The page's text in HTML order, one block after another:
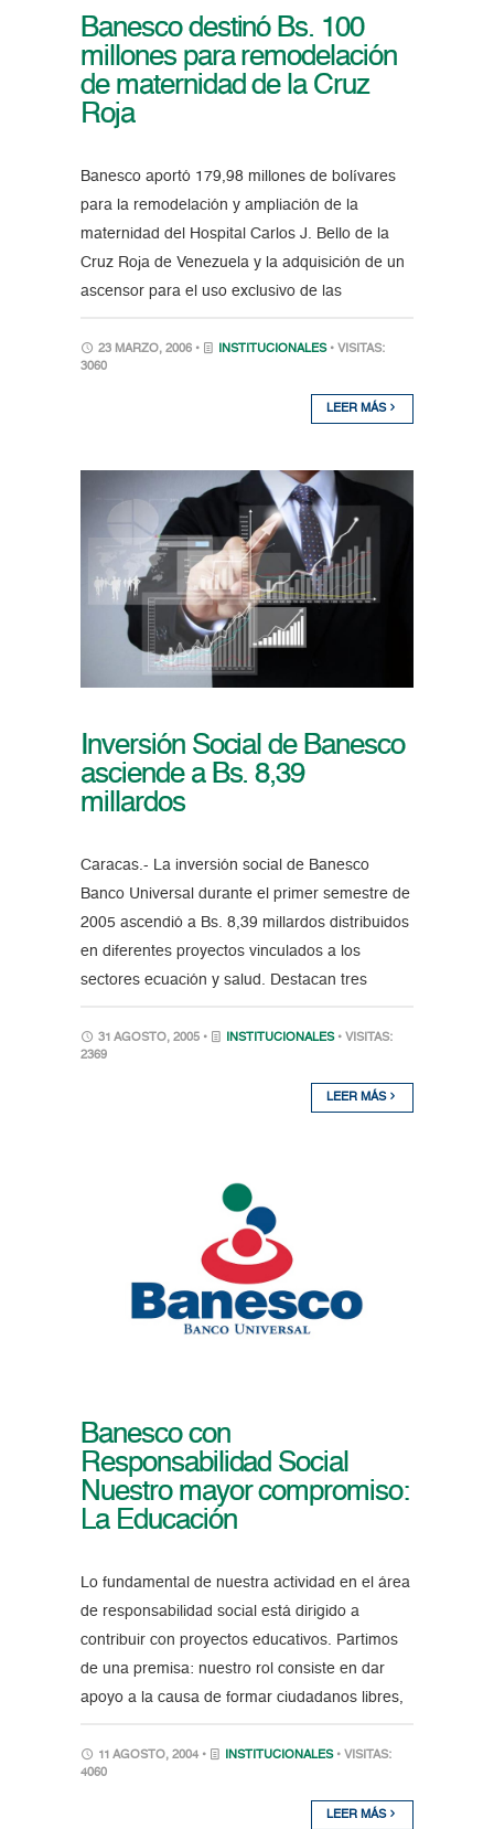
Banesco destinó Bs. 100
millones para remodelación
de maternidad de la Cruz
Roja
Banesco aportó 179,98 millones de bolívares
para la remodelación y ampliación de la
maternidad del Hospital Carlos J. Bello de la
Cruz Roja de Venezuela y la adquisición de un
ascensor para el uso exclusivo de las
23 MARZO, 2006 • INSTITUCIONALES • VISITAS:
3060
LEER MÁS
Inversión Social de Banesco
asciende a Bs. 8,39
millardos
Caracas.- La inversión social de Banesco
Banco Universal durante el primer semestre de
2005 ascendió a Bs. 8,39 millardos distribuidos
en diferentes proyectos vinculados a los
sectores ecuación y salud. Destacan tres
31 AGOSTO, 2005 • INSTITUCIONALES • VISITAS:
2369
LEER MÁS
Banesco con
Responsabilidad Social
Nuestro mayor compromiso:
La Educación
Lo fundamental de nuestra actividad en el área
de responsabilidad social está dirigido a
contribuir con proyectos educativos. Partimos
de una premisa: nuestro rol consiste en dar
apoyo a la causa de formar ciudadanos libres,
11 AGOSTO, 2004 • INSTITUCIONALES • VISITAS:
4060
LEER MÁS